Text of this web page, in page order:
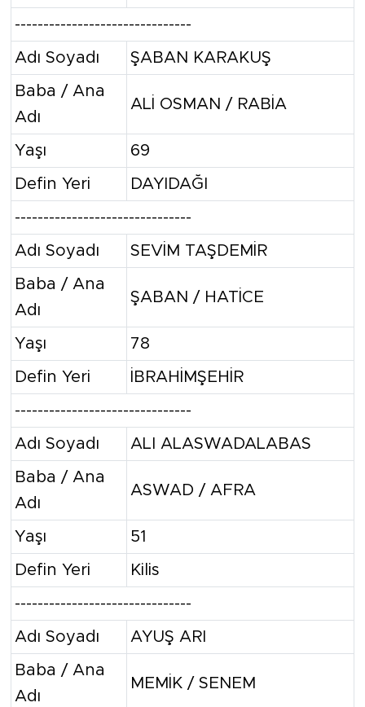
-------------------------------
Adı Soyadı ŞABAN KARAKUŞ
Baba / Ana
Adı
ALİ OSMAN / RABİA
Yaşı 69
Defin Yeri DAYIDAĞI
-------------------------------
Adı Soyadı SEVİM TAŞDEMİR
Baba / Ana
Adı
ŞABAN / HATİCE
Yaşı 78
Defin Yeri İBRAHİMŞEHİR
-------------------------------
Adı Soyadı ALI ALASWADALABAS
Baba / Ana
Adı
ASWAD / AFRA
Yaşı 51
Defin Yeri Kilis
-------------------------------
Adı Soyadı AYUŞ ARI
Baba / Ana
Adı
MEMİK / SENEM